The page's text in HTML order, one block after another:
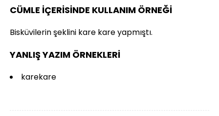
CÜMLE İÇERİSİNDE KULLANIM ÖRNEĞİ
Bisküvilerin şeklini kare kare yapmıştı.
YANLIŞ YAZIM ÖRNEKLERİ
karekare